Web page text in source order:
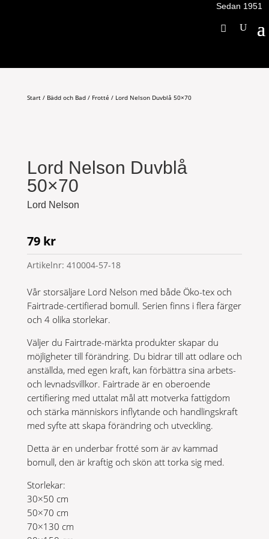
Sedan 1951
Start/ Bädd och Bad/ Frotté / Lord Nelson Duvblå 50×70
Lord Nelson Duvblå
50×70
Lord Nelson
79 kr
Artikelnr: 410004-57-18
Vår storsäljare Lord Nelson med både Öko-tex och
Fairtrade-certifierad bomull. Serien finns i flera färger
och 4 olika storlekar.
Väljer du Fairtrade-märkta produkter skapar du
möjligheter till förändring. Du bidrar till att odlare och
anställda, med egen kraft, kan förbättra sina arbets-
och levnadsvillkor. Fairtrade är en oberoende
certifiering med uttalat mål att motverka fattigdom
och stärka människors inflytande och handlingskraft
med syfte att skapa förändring och utveckling.
Detta är en underbar frotté som är av kammad
bomull, den är kraftig och skön att torka sig med.
Storlekar:
30×50 cm
50×70 cm
70×130 cm